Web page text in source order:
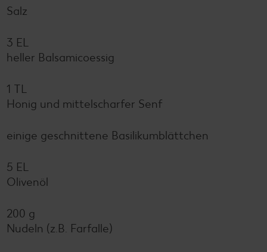
Salz
3 EL
heller Balsamicoessig
1 TL
Honig und mittelscharfer Senf
einige geschnittene Basilikumblättchen
5 EL
Olivenöl
200 g
Nudeln (z.B. Farfalle)